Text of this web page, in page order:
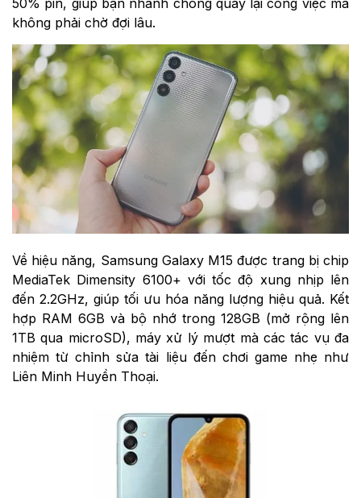
50% pin, giúp bạn nhanh chóng quay lại công việc mà
không phải chờ đợi lâu.
Về hiệu năng, Samsung Galaxy M15 được trang bị chip
MediaTek Dimensity 6100+ với tốc độ xung nhịp lên
đến 2.2GHz, giúp tối ưu hóa năng lượng hiệu quả. Kết
hợp RAM 6GB và bộ nhớ trong 128GB (mở rộng lên
1TB qua microSD), máy xử lý mượt mà các tác vụ đa
nhiệm từ chỉnh sửa tài liệu đến chơi game nhẹ như
Liên Minh Huyền Thoại.